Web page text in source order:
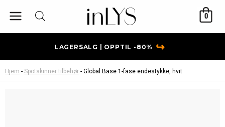
rett
0
LAGERSALG | OPPTIL -80% ↪
Hjem - Spotskinner tilbehør - Global Base 1-fase endestykke, hvit